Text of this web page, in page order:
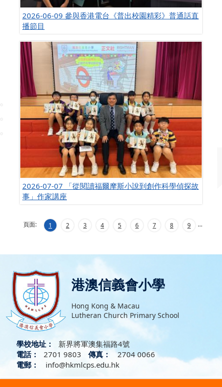
2026-06-09 參與香港電台《普出校園精彩》普通話直
播節目
2026-07-07 「從閱讀福爾摩斯小說到創作科學偵探故
事」作家講座
頁面: 1 2 3 4 5 6 7 8 9 …
港澳信義會小學
Hong Kong & Macau
Lutheran Church Primary School
學校地址：
新界將軍澳集福路4號
電話：
2701 9803 傳真：
2704 0066
電郵：
info@hkmlcps.edu.hk